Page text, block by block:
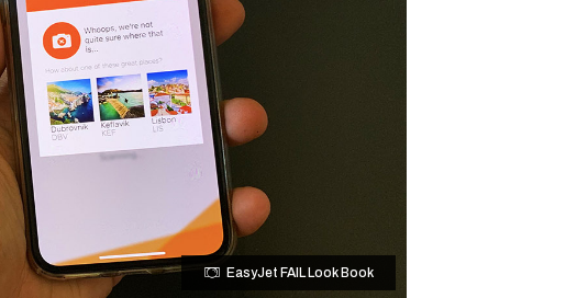
EasyJet FAIL Look Book